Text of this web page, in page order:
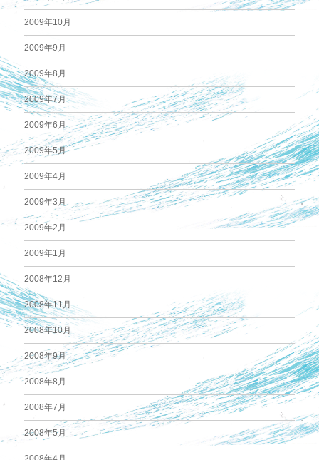
2009年10月
2009年9月
2009年8月
2009年7月
2009年6月
2009年5月
2009年4月
2009年3月
2009年2月
2009年1月
2008年12月
2008年11月
2008年10月
2008年9月
2008年8月
2008年7月
2008年5月